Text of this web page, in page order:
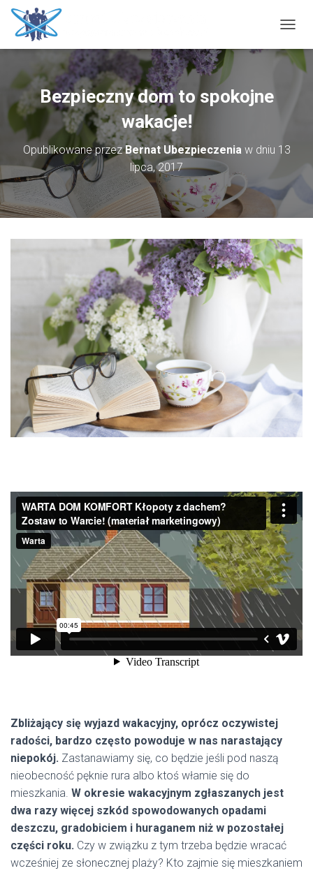
R
Z
A
G
C
Ę
Bezpieczny dom to spokojne
wakacje!
Opublikowane przezBernat Ubezpieczeniaw dniu 13
lipca, 2017
Zbliżający się wyjazd wakacyjny, oprócz oczywistej
radości, bardzo często powoduje w nas narastający
niepokój. Zastanawiamy się, co będzie jeśli pod naszą
nieobecność pęknie rura albo ktoś włamie się do
mieszkania. W okresie wakacyjnym zgłaszanych jest
dwa razy więcej szkód spowodowanych opadami
deszczu, gradobiciem i huraganem niż w pozostałej
części roku. Czy w związku z tym trzeba będzie wracać
wcześniej ze słonecznej plaży? Kto zajmie się mieszkaniem